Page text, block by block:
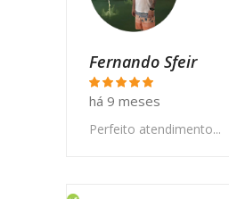
Fernando Sfeir
há 9 meses
Perfeito atendimento...